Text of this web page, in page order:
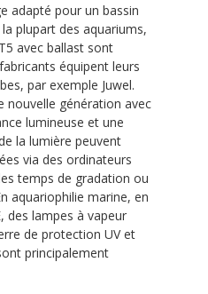
adapté pour un bassin
plupart des aquariums,
avec ballast sont
équipent leurs
par exemple Juwel.
nouvelle génération avec
lumineuse et une
la lumière peuvent
via des ordinateurs
temps de gradation ou
aquariophilie marine, en
des lampes à vapeur
de protection UV et
principalement